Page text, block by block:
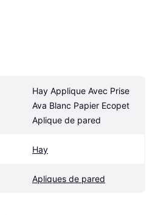
Hay Applique Avec Prise
Ava Blanc Papier Ecopet
Aplique de pared
Hay
Apliques de pared